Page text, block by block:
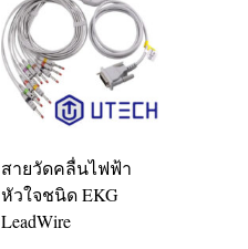
สายวัดคลื่นไฟฟ้า
หัวใจชนิด EKG
LeadWire